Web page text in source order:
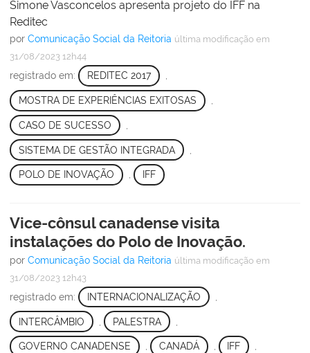
Simone Vasconcelos apresenta projeto do IFF na
Reditec
por Comunicação Social da Reitoria última modificação em
31/08/2023 12h44
registrado em: REDITEC 2017 ,
MOSTRA DE EXPERIÊNCIAS EXITOSAS
CASO DE SUCESSO
SISTEMA DE GESTÃO INTEGRADA
POLO DE INOVAÇÃO , IFF
Vice-cônsul canadense visita
instalações do Polo de Inovação.
por Comunicação Social da Reitoria última modificação em
31/08/2023 12h43
registrado em: INTERNACIONALIZAÇÃO
INTERCÂMBIO PALESTRA
GOVERNO CANADENSE , CANADÁ , IFF ,